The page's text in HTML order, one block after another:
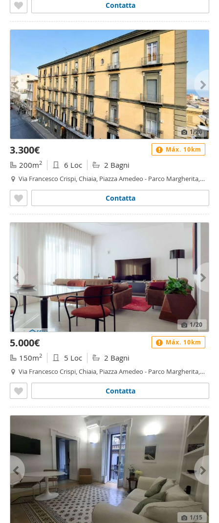
Contatta
1/20
3.300€
200m2 6 Loc 2 Bagni
Via Francesco Crispi, Chiaia, Piazza Amedeo - Parco Margherita,
Contatta
Máx. 10km
1/20
5.000€
150m2 5 Loc 2 Bagni
Via Francesco Crispi, Chiaia, Piazza Amedeo - Parco Margherita,
Contatta
Máx. 10km
1/15